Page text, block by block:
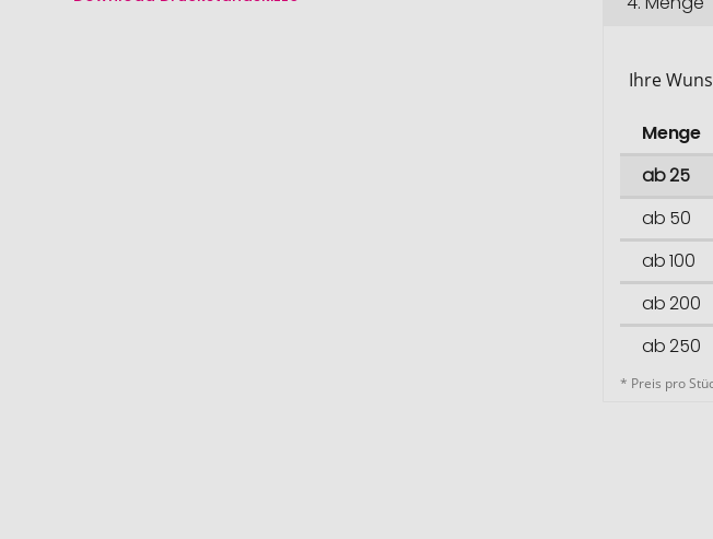
Ihre
Menge
ab 25
ab 50
ab 100
ab 200
ab 250
* Preis pro